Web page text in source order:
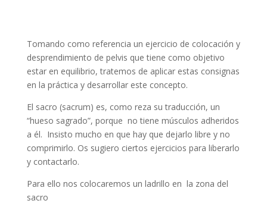
Tomando como referencia un ejercicio de colocación y
desprendimiento de pelvis que tiene como objetivo
estar en equilibrio, tratemos de aplicar estas consignas
en la práctica y desarrollar este concepto.
El sacro (sacrum) es, como reza su traducción, un
“hueso sagrado”, porque no tiene músculos adheridos
a él. Insisto mucho en que hay que dejarlo libre y no
comprimirlo. Os sugiero ciertos ejercicios para liberarlo
y contactarlo.
Para ello nos colocaremos un ladrillo en la zona del
sacro